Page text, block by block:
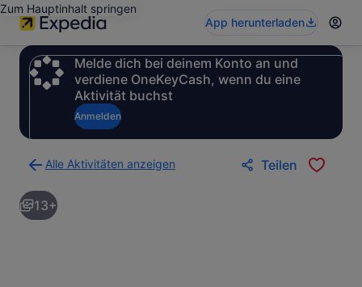
Zum Hauptinhalt springen
App herunterladen
Melde dich bei deinem Konto an und
verdiene OneKeyCash, wenn du eine
Aktivität buchst
Anmelden
Alle Aktivitäten anzeigen
zur
Ergebnisseite
für
Teilen
13+